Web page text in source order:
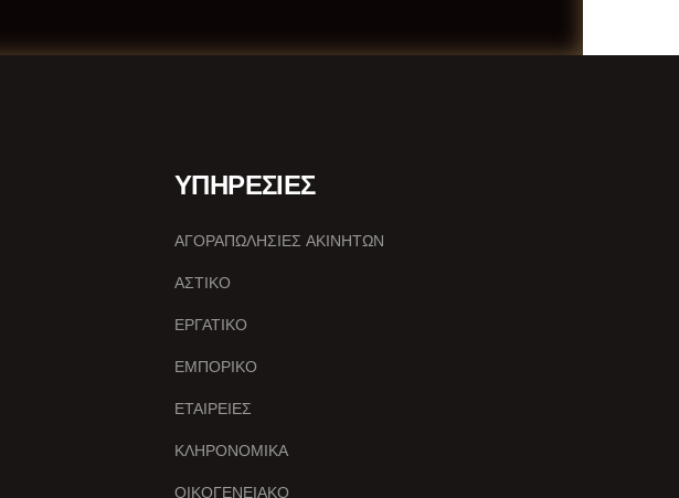
ΥΠΗΡΕΣΙΕΣ
ΑΓΟΡΑΠΩΛΗΣΙΕΣ ΑΚΙΝΗΤΩΝ
ΑΣΤΙΚΟ
ΕΡΓΑΤΙΚΟ
ΕΜΠΟΡΙΚΟ
ΕΤΑΙΡΕΙΕΣ
ΚΛΗΡΟΝΟΜΙΚΑ
ΟΙΚΟΓΕΝΕΙΑΚΟ